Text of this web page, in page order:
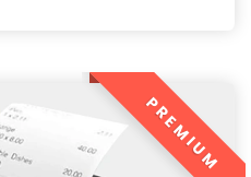
PREMIUM